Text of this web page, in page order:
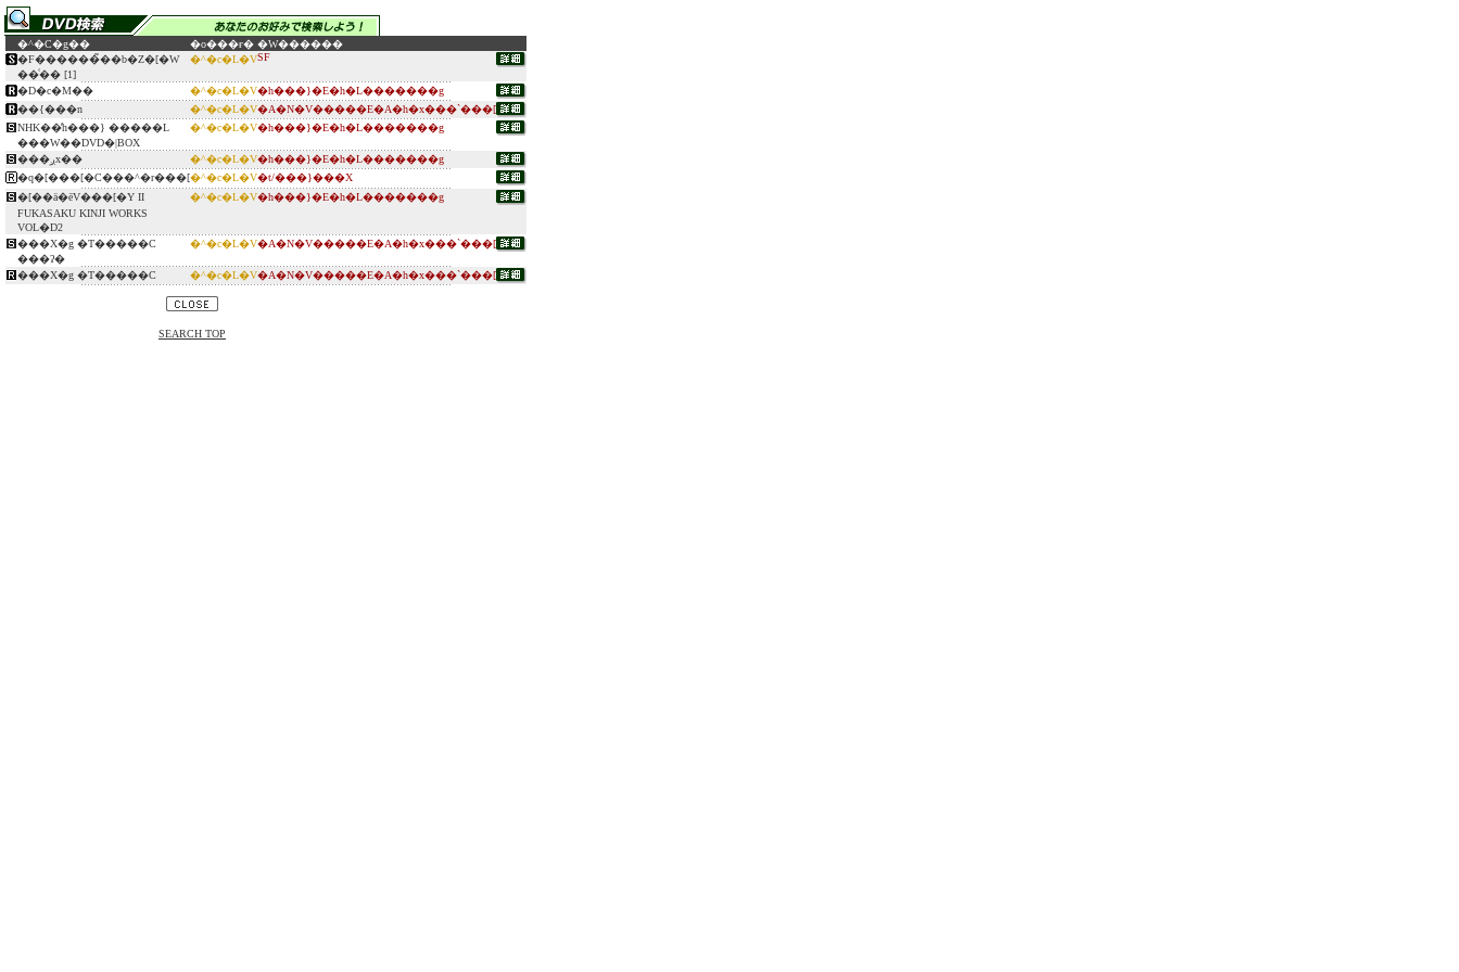
�^�C�g�� �o���ғ� �W������
�F������̃��b�Z�[�W
��͑�� [1]
�^�c�L�VSF
�D�c�M�� �^�c�L�V�h���}�E�h�L�������g
��{���n
�^�c�L�V�A�N�V�����E�A�h�x���`���[
NHK��̓h���} �����L
���W��DVD�|BOX
�^�c�L�V�h���}�E�h�L�������g
���ږx�� �^�c�L�V�h���}�E�h�L�������g
�q�[���[�C���^�r���[�^�c�L�V�t/���}���X
�[��ӓ�ēV���[�Y II
FUKASAKU KINJI WORKS
VOL�D2
�^�c�L�V�h���}�E�h�L�������g
���X�g �T�����C
���ʔ�
�^�c�L�V�A�N�V�����E�A�h�x���`���[
���X�g �T�����C �^�c�L�V�A�N�V�����E�A�h�x���`���[
SEARCH TOP